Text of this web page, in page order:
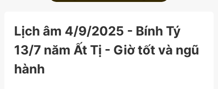
Lịch âm 4/9/2025 - Bính Tý
13/7 năm Ất Tị - Giờ tốt và ngũ
hành